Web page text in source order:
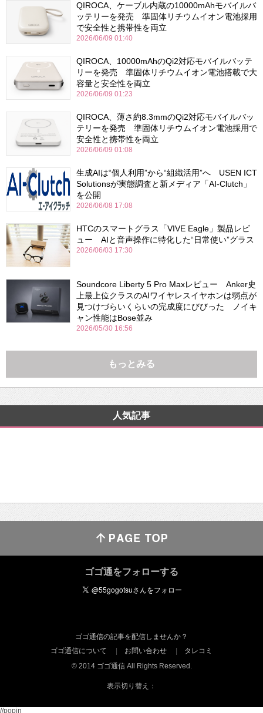
QIROCA、ケーブル内蔵の10000mAhモバイルバ
ッテリーを発売 準固体リチウムイオン電池採用
で安全性と携帯性を両立
2026/06/09 01:40
QIROCA、10000mAhのQi2対応モバイルバッテ
リーを発売 準固体リチウムイオン電池搭載で大
容量と安全性を両立
2026/06/09 01:23
QIROCA、薄さ約8.3mmのQi2対応モバイルバッ
テリーを発売 準固体リチウムイオン電池採用で
安全性と携帯性を両立
2026/06/09 01:08
生成AIは“個人利用”から“組織活用”へ USEN ICT
Solutionsが実態調査と新メディア「AI-Clutch」
を公開
2026/06/08 17:08
HTCのスマートグラス「VIVE Eagle」製品レビ
ュー AIと音声操作に特化した“日常使い”グラス
2026/06/03 17:30
Soundcore Liberty 5 Pro Maxレビュー Anker史
上最上位クラスのAIワイヤレスイヤホンは弱点が
見つけづらいくらいの完成度にびびった ノイキ
ャン性能はBose並み
2026/05/30 16:56
もっとみる
人気記事
ゴゴ通をフォローする
ゴゴ通信の記事を配信しませんか？
ゴゴ通信について
お問い合わせ
タレコミ
© 2014 ゴゴ通信 All Rights Reserved.
表示切り替え：
//popin